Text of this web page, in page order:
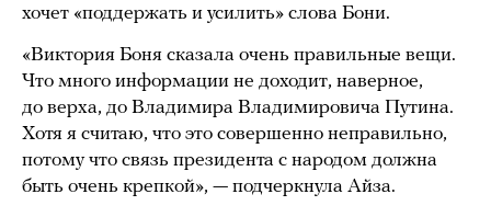
хочет «поддержать и усилить» слова Бони.
«Виктория Боня сказала очень правильные вещи.
Что много информации не доходит, наверное,
до верха, до Владимира Владимировича Путина.
Хотя я считаю, что это совершенно неправильно,
потому что связь президента с народом должна
быть очень крепкой», — подчеркнула Айза.